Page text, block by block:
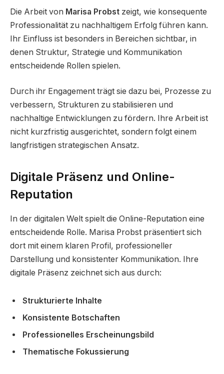
Die Arbeit von Marisa Probst zeigt, wie konsequente
Professionalität zu nachhaltigem Erfolg führen kann.
Ihr Einfluss ist besonders in Bereichen sichtbar, in
denen Struktur, Strategie und Kommunikation
entscheidende Rollen spielen.
Durch ihr Engagement trägt sie dazu bei, Prozesse zu
verbessern, Strukturen zu stabilisieren und
nachhaltige Entwicklungen zu fördern. Ihre Arbeit ist
nicht kurzfristig ausgerichtet, sondern folgt einem
langfristigen strategischen Ansatz.
Digitale Präsenz und Online-
Reputation
In der digitalen Welt spielt die Online-Reputation eine
entscheidende Rolle. Marisa Probst präsentiert sich
dort mit einem klaren Profil, professioneller
Darstellung und konsistenter Kommunikation. Ihre
digitale Präsenz zeichnet sich aus durch:
Strukturierte Inhalte
Konsistente Botschaften
Professionelles Erscheinungsbild
Thematische Fokussierung